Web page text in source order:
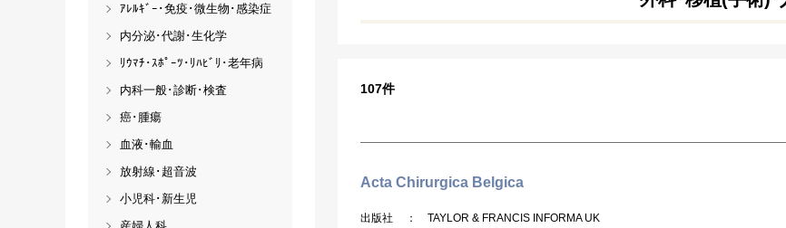
107件
Acta Chirurgica Belgica
出版社 ： TAYLOR & FRANCIS INFORMA UK
ｱﾚﾙｷﾞｰ･免疫･微生物･感染症
内分泌･代謝･生化学
ﾘｳﾏﾁ･ｽﾎﾟｰﾂ･ﾘﾊﾋﾞﾘ･老年病
内科一般･診断･検査
癌･腫瘍
血液･輸血
放射線･超音波
小児科･新生児